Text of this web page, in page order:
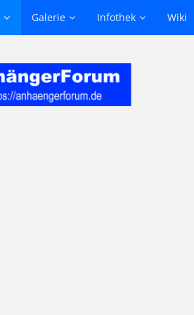
Galerie Infothek Wiki